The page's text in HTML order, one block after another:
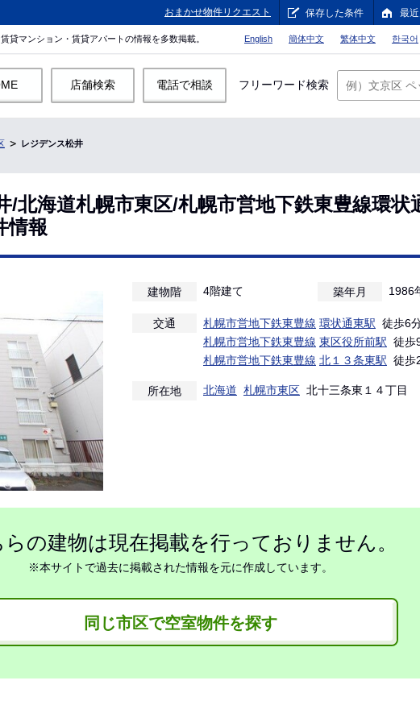
おまかせ物件リクエスト 保存した条件 最
貸マンション・賃貸アパートの情報を多数掲載。 English 簡体中文 繁体中文 한국어
店舗検索 電話で相談 フリーワード検索
レジデンス松井
/北海道札幌市東区/札幌市営地下鉄東豊線環状
情報
建物階 4階建て 築年月 1986
交通 札幌市営地下鉄東豊線 環状通東駅 徒歩6
札幌市営地下鉄東豊線 東区役所前駅 徒歩
札幌市営地下鉄東豊線 北１３条東駅 徒歩
所在地 北海道 札幌市東区 北十三条東１４丁目
の建物は現在掲載を行っておりません。
※本サイトで過去に掲載された情報を元に作成しています。
同じ市区で空室物件を探す